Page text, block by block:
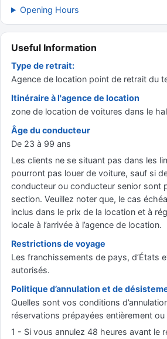
Opening Hours
Useful Information
Type de retrait:
Agence de location point de retrait du
Itinéraire à l'agence de location
zone de location de voitures dans le
Âge du conducteur
De 23 à 99 ans
Les clients ne se situant pas dans les
pourront pas louer de voiture, sauf si
conducteur ou conducteur senior sont
section. Veuillez noter que, le cas
inclus dans le prix de la location et à
locale à l’arrivée à l’agence de location.
Restrictions de voyage
Les franchissements de pays, d’États
autorisés.
Politique d’annulation et de
Quelles sont vos conditions
réservations prépayées entièrement ou
1 - Si vous annulez 48 heures avant le